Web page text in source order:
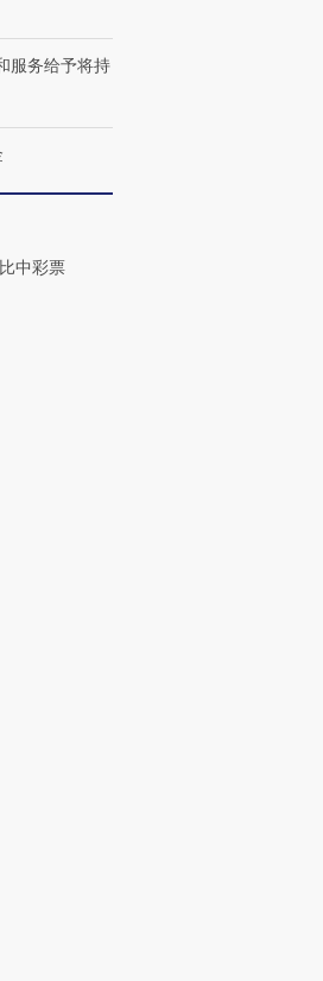
服务给予将持
中彩票